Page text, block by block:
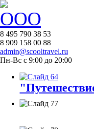
8 495 790 38 53
8 909 158 00 88
admin@scooltravel.ru
Пн-Вс с 9:00 до 20:00